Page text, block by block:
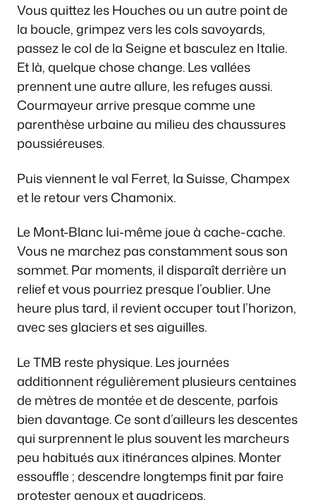
Vous quittez les Houches ou un autre point de
la boucle, grimpez vers les cols savoyards,
passez le col de la Seigne et basculez en Italie.
Et là, quelque chose change. Les vallées
prennent une autre allure, les refuges aussi.
Courmayeur arrive presque comme une
parenthèse urbaine au milieu des chaussures
poussiéreuses.
Puis viennent le val Ferret, la Suisse, Champex
et le retour vers Chamonix.
Le Mont-Blanc lui-même joue à cache-cache.
Vous ne marchez pas constamment sous son
sommet. Par moments, il disparaît derrière un
relief et vous pourriez presque l’oublier. Une
heure plus tard, il revient occuper tout l’horizon,
avec ses glaciers et ses aiguilles.
Le TMB reste physique. Les journées
additionnent régulièrement plusieurs centaines
de mètres de montée et de descente, parfois
bien davantage. Ce sont d’ailleurs les descentes
qui surprennent le plus souvent les marcheurs
peu habitués aux itinérances alpines. Monter
essouffle ; descendre longtemps finit par faire
protester genoux et quadriceps.